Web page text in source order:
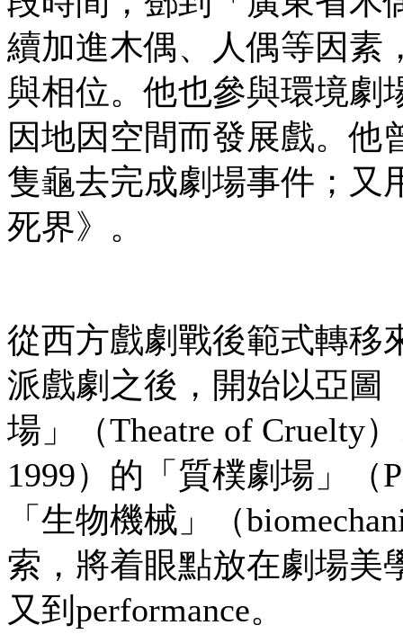
續加進木偶、人偶等因素
與相位。他也參與環境劇
因地因空間而發展戲。他
隻龜去完成劇場事件；又
死界》。
從西方戲劇戰後範式轉移
派戲劇之後，開始以亞圖
場」（Theatre of Cruelty
1999）的「質樸劇場」（
「生物機械」（
索，將着眼點放在劇場美
又到performance。